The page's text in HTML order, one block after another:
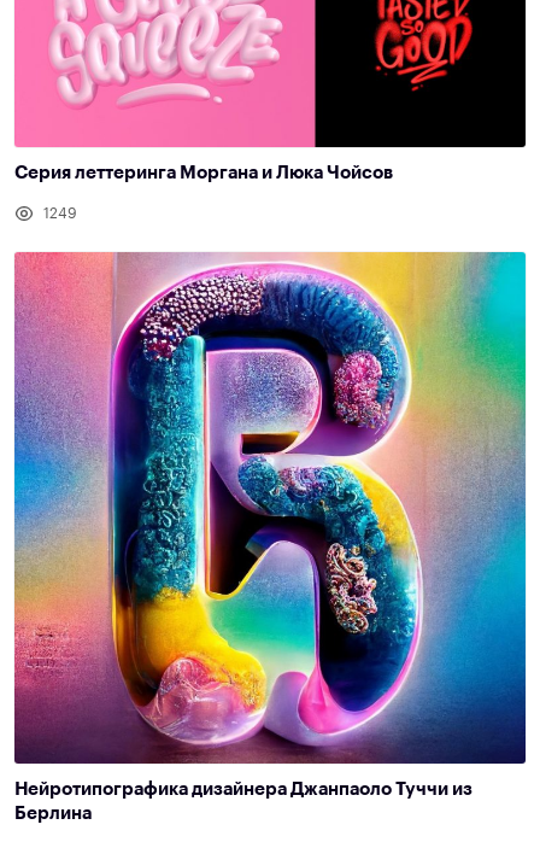
Серия леттеринга Моргана и Люка Чойсов
1249
Нейротипографика дизайнера Джанпаоло Туччи из
Берлина